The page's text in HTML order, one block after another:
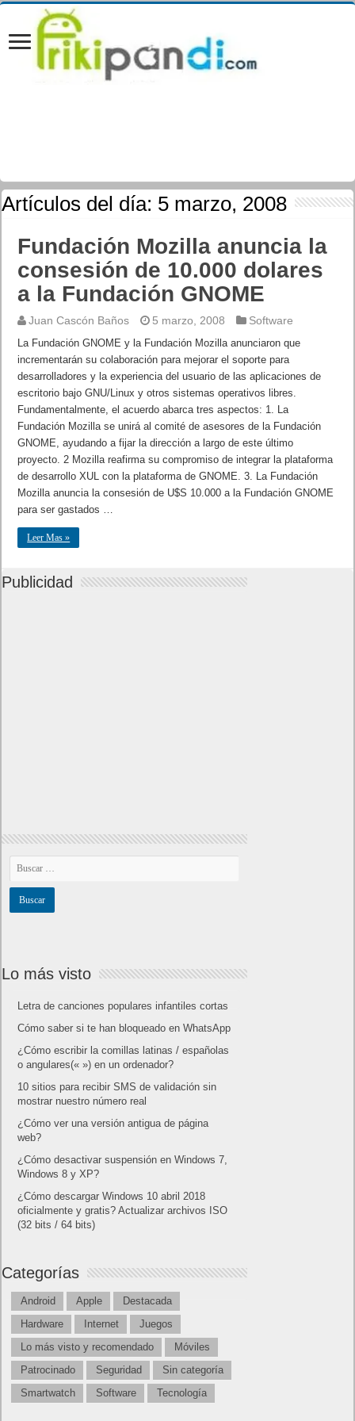
Artículos del día: 5 marzo, 2008
Fundación Mozilla anuncia la
consesión de 10.000 dolares
a la Fundación GNOME
Juan Cascón Baños 5 marzo, 2008 Software
La Fundación GNOME y la Fundación Mozilla anunciaron que
incrementarán su colaboración para mejorar el soporte para
desarrolladores y la experiencia del usuario de las aplicaciones de
escritorio bajo GNU/Linux y otros sistemas operativos libres.
Fundamentalmente, el acuerdo abarca tres aspectos: 1. La
Fundación Mozilla se unirá al comité de asesores de la Fundación
GNOME, ayudando a fijar la dirección a largo de este último
proyecto. 2 Mozilla reafirma su compromiso de integrar la plataforma
de desarrollo XUL con la plataforma de GNOME. 3. La Fundación
Mozilla anuncia la consesión de U$S 10.000 a la Fundación GNOME
para ser gastados …
Leer Mas »
Publicidad
Lo más visto
Letra de canciones populares infantiles cortas
Cómo saber si te han bloqueado en WhatsApp
¿Cómo escribir la comillas latinas / españolas
o angulares(« ») en un ordenador?
10 sitios para recibir SMS de validación sin
mostrar nuestro número real
¿Cómo ver una versión antigua de página
web?
¿Cómo desactivar suspensión en Windows 7,
Windows 8 y XP?
¿Cómo descargar Windows 10 abril 2018
oficialmente y gratis? Actualizar archivos ISO
(32 bits / 64 bits)
Categorías
Android Apple
Destacada
Hardware
Internet
Juegos
Lo más visto y recomendado
Móviles
Patrocinado
Seguridad
Sin categoría
Smartwatch
Software Tecnología